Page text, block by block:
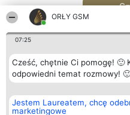
ORŁY GSM
07:25
Cześć, chętnie Ci pomogę! 🙂
odpowiedni temat rozmowy! 🙂
Jestem Laureatem, chcę
marketingowe
Organizator plebiscytu
Bright Side Solutions sp. z o.
o. sp. k.